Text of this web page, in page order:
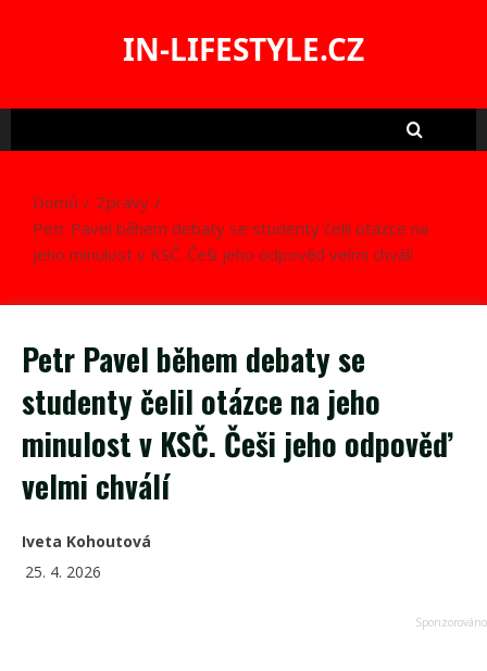
IN-LIFESTYLE.CZ
Domů
Zprávy
Petr Pavel během debaty se studenty čelil otázce na
jeho minulost v KSČ. Češi jeho odpověď velmi chválí
Petr Pavel během debaty se
studenty čelil otázce na jeho
minulost v KSČ. Češi jeho odpověď
velmi chválí
Iveta Kohoutová
25. 4. 2026